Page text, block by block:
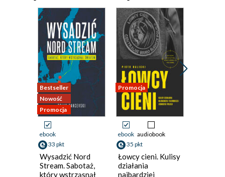
Bestseller
Nowość
Promocja
ebook
33 pkt
Wysadzić Nord
Stream. Sabotaż,
który wstrząsnął
Promocja
ebook audiobook
35 pkt
Łowcy cieni. Kulisy
działania
najbardziej